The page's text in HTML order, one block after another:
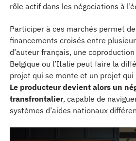
rôle actif dans les négociations à
Participer à ces marchés permet
financements croisés entre
d’auteur français, une coproduction
Belgique ou l’Italie peut faire la
projet qui se monte et un projet
Le producteur devient alors un
transfrontalier, capable de
systèmes d’aides nationaux